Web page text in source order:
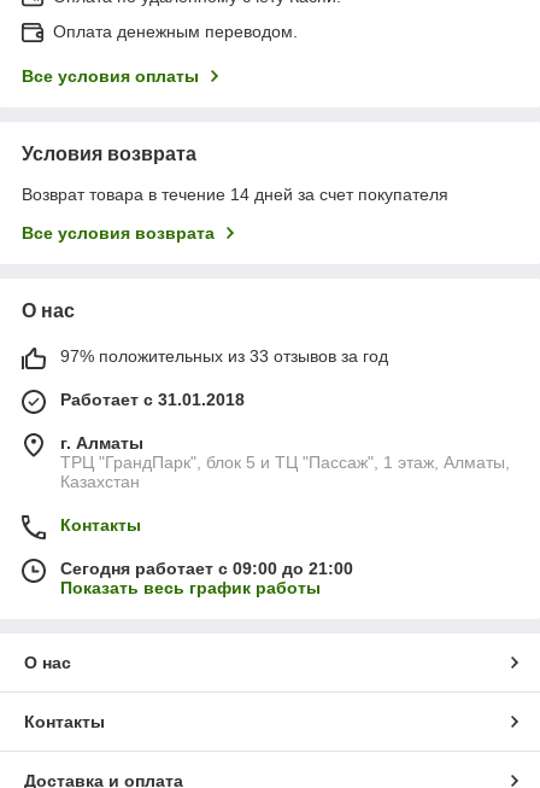
Оплата денежным переводом.
Все условия оплаты
Условия возврата
Возврат товара в течение 14 дней за счет покупателя
Все условия возврата
О нас
97% положительных из 33 отзывов за год
Работает с 31.01.2018
г. Алматы
ТРЦ "ГрандПарк", блок 5 и ТЦ "Пассаж", 1 этаж, Алматы,
Казахстан
Контакты
Сегодня работает с 09:00 до 21:00
Показать весь график работы
О нас
Контакты
Доставка и оплата